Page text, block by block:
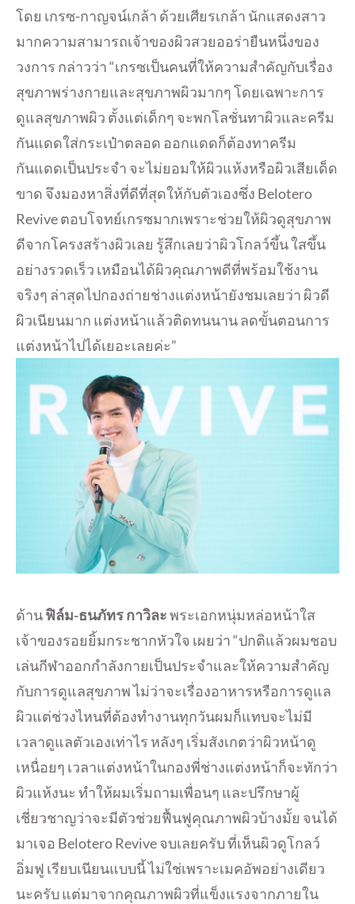
โดย เกรซ-กาญจน์เกล้า ด้วยเศียรเกล้า นักแสดงสาว
มากความสามารถเจ้าของผิวสวยออร่ายืนหนึ่งของ
วงการ กล่าวว่า “เกรซเป็นคนที่ให้ความสำคัญกับเรื่อง
สุขภาพร่างกายและสุขภาพผิวมากๆ โดยเฉพาะการ
ดูแลสุขภาพผิว ตั้งแต่เด็กๆ จะพกโลชั่นทาผิวและครีม
กันแดดใส่กระเป๋าตลอด ออกแดดก็ต้องทาครีม
กันแดดเป็นประจำ จะไม่ยอมให้ผิวแห้งหรือผิวเสียเด็ด
ขาด จึงมองหาสิ่งที่ดีที่สุดให้กับตัวเองซึ่ง Belotero
Revive ตอบโจทย์เกรซมากเพราะช่วยให้ผิวดูสุขภาพ
ดีจากโครงสร้างผิวเลย รู้สึกเลยว่าผิวโกลว์ขึ้น ใสขึ้น
อย่างรวดเร็ว เหมือนได้ผิวคุณภาพดีที่พร้อมใช้งาน
จริงๆ ล่าสุดไปกองถ่ายช่างแต่งหน้ายังชมเลยว่า ผิวดี
ผิวเนียนมาก แต่งหน้าแล้วติดทนนาน ลดขั้นตอนการ
แต่งหน้าไปได้เยอะเลยค่ะ”
ด้านฟิล์ม-ธนภัทร กาวิละพระเอกหนุ่มหล่อหน้าใส
เจ้าของรอยยิ้มกระชากหัวใจ เผยว่า “ปกติแล้วผมชอบ
เล่นกีฬาออกกำลังกายเป็นประจำและให้ความสำคัญ
กับการดูแลสุขภาพ ไม่ว่าจะเรื่องอาหารหรือการดูแล
ผิวแต่ช่วงไหนที่ต้องทำงานทุกวันผมก็แทบจะไม่มี
เวลาดูแลตัวเองเท่าไร หลังๆ เริ่มสังเกตว่าผิวหน้าดู
เหนื่อยๆ เวลาแต่งหน้าในกองพี่ช่างแต่งหน้าก็จะทักว่า
ผิวแห้งนะ ทำให้ผมเริ่มถามเพื่อนๆ และปรึกษาผู้
เชี่ยวชาญว่าจะมีตัวช่วยฟื้นฟูคุณภาพผิวบ้างมั้ย จนได้
มาเจอ Belotero Revive จบเลยครับ ที่เห็นผิวดูโกลว์
อิ่มฟู เรียบเนียนแบบนี้ ไม่ใช่เพราะเมคอัพอย่างเดียว
นะครับ แต่มาจากคุณภาพผิวที่แข็งแรงจากภายใน